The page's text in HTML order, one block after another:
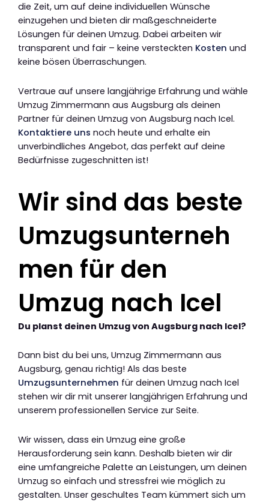
die Zeit, um auf deine individuellen Wünsche
einzugehen und bieten dir maßgeschneiderte
Lösungen für deinen Umzug. Dabei arbeiten wir
transparent und fair – keine versteckten Kosten und
keine bösen Überraschungen.
Vertraue auf unsere langjährige Erfahrung und wähle
Umzug Zimmermann aus Augsburg als deinen
Partner für deinen Umzug von Augsburg nach Icel.
Kontaktiere uns noch heute und erhalte ein
unverbindliches Angebot, das perfekt auf deine
Bedürfnisse zugeschnitten ist!
Wir sind das beste
Umzugsunterneh
men für den
Umzug nach Icel
Du planst deinen Umzug von Augsburg nach Icel?
Dann bist du bei uns, Umzug Zimmermann aus
Augsburg, genau richtig! Als das beste
Umzugsunternehmen für deinen Umzug nach Icel
stehen wir dir mit unserer langjährigen Erfahrung und
unserem professionellen Service zur Seite.
Wir wissen, dass ein Umzug eine große
Herausforderung sein kann. Deshalb bieten wir dir
eine umfangreiche Palette an Leistungen, um deinen
Umzug so einfach und stressfrei wie möglich zu
gestalten. Unser geschultes Team kümmert sich um